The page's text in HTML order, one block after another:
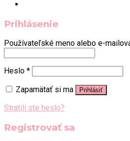
Prihlásenie
Používateľské meno alebo e-
Heslo *
Zapamätať si ma
Prihlásiť
Stratili ste heslo?
Registrovať sa